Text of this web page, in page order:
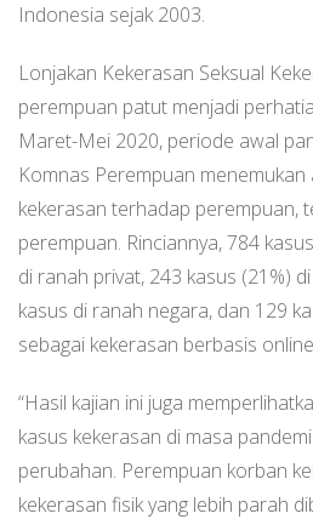
Indonesia sejak 2003.
Lonjakan Kekerasan Seksual
perempuan patut menjadi
Maret-Mei 2020, periode awal
Komnas Perempuan menemukan
kekerasan terhadap perempuan,
perempuan. Rinciannya, 784
di ranah privat, 243 kasus (21%)
kasus di ranah negara, dan 129
sebagai kekerasan berbasis
“Hasil kajian ini juga
kasus kekerasan di masa
perubahan. Perempuan korban
kekerasan fisik yang lebih parah